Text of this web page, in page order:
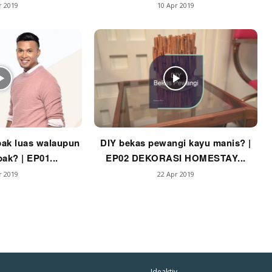
Dekor
Laman
Impiana
Laman
2019 10 Apr 2019
luas walaupun
| EP01...
2019
DIY bekas pewangi kayu manis? |
EP02 DEKORASI HOMESTAY...
22 Apr 2019